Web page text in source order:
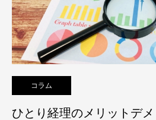
コラム
ひとり経理のメリットデ